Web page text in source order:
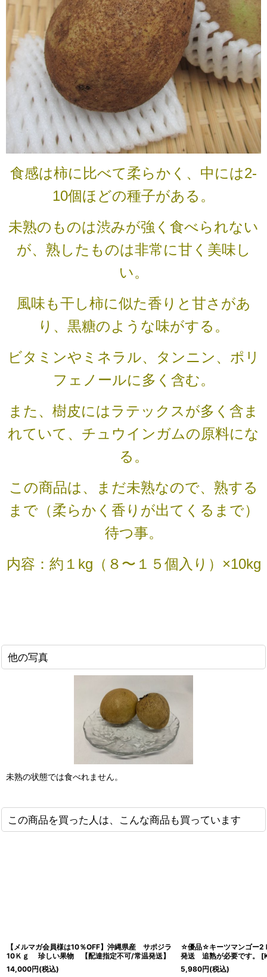
食感は柿に比べて柔らかく、中には2-
10個ほどの種子がある。
未熟のものは渋みが強く食べられない
が、熟したものは非常に甘く美味し
い。
風味も干し柿に似た香りと甘さがあ
り 、黒糖のような味がする。
ビタミンやミネラル、タンニン、ポリ
フェノールに多く含む。
また、樹皮にはラテックスが多く含ま
れていて、チュウインガムの原料にな
る。
この商品は、まだ未熟なので、熟する
まで（柔らかく香りが出てくるまで）
待つ事。
内容：約１kg（８〜１５個入り）×10kg
他の写真
未熟の状態では食べれません。
この商品を買った人は、こんな商品も買っています
【メルマガ会員様は10％OFF】沖縄県産 サポジラ
10Ｋｇ 珍しい果物 【配達指定不可/常温発送】
14,000円(税込)
☆優品☆キーツマンゴー2
発送 追熟が必要です。
[
5,980円(税込)